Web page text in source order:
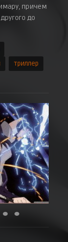
причем
до
триллер